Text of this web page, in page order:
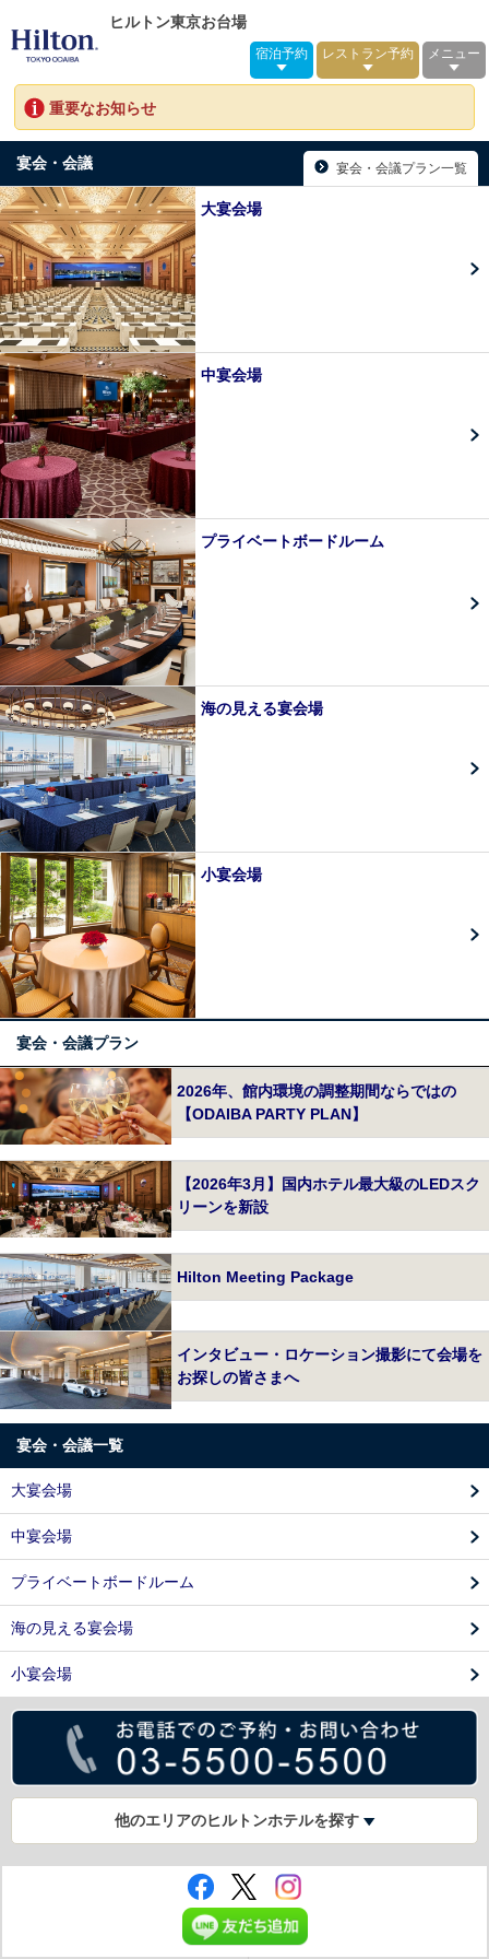
ヒルトン東京お台場
宿泊予約 レストラン予約 メニュー
重要なお知らせ
宴会・会議 宴会・会議プラン一覧
大宴会場
中宴会場
プライベートボードルーム
海の見える宴会場
小宴会場
宴会・会議プラン
2026年、館内環境の調整期間ならではの
【ODAIBA PARTY PLAN】
【2026年3月】国内ホテル最大級のLEDスク
リーンを新設
Hilton Meeting Package
インタビュー・ロケーション撮影にて会場を
お探しの皆さまへ
宴会・会議一覧
大宴会場
中宴会場
プライベートボードルーム
海の見える宴会場
小宴会場
他のエリアのヒルトンホテルを探す